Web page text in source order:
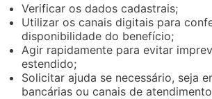
Verificar os dados cadastrais;
Utilizar os canais digitais para
disponibilidade do benefício;
Agir rapidamente para evitar
estendido;
Solicitar ajuda se necessário, seja
bancárias ou canais de